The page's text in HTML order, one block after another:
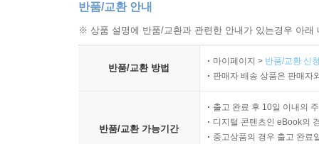
반품/교환 안내
※ 상품 설명에 반품/교환과 관련한 안내가 있는경우 아
반품/교환 방법
마이페이지 > 반품/교환 신
판매자 배송 상품은 판매자
반품/교환 가능기간
출고 완료 후 10일 이내의
디지털 콘텐츠인 eBook의
중고상품의 경우 출고 완료